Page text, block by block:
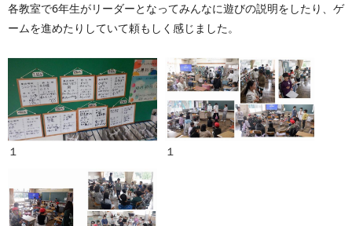
各教室で6年生がリーダーとなってみんなに遊びの説明をしたり、ゲ
ームを進めたりしていて頼もしく感じました。
１ １